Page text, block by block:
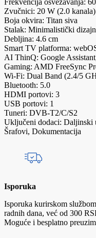
Frekvencija osvežavanja:
Zvučnici: 20 W (2.0 kanala)
Boja okvira: Titan siva
Stalak: Minimalistički dizajn
Debljina: 4.6 cm
Smart TV platforma:
AI ThinQ: Google
Gaming: AMD FreeSync
Wi-Fi: Dual Band (2.4/5
Bluetooth: 5.0
HDMI portovi: 3
USB portovi: 1
Tuneri: DVB-T2/C/S2
Uključeni dodaci: Daljinski
Šrafovi, Dokumentacija
Isporuka
Isporuka kurirskom
radnih dana, već od 300
Moguće i besplatno